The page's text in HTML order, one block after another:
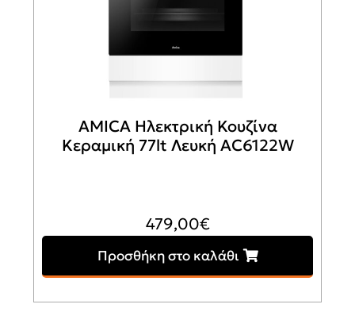
AMICA Ηλεκτρική Κουζίνα
Κεραμική 77lt Λευκή AC6122W
479,00€
Προσθήκη στο καλάθι